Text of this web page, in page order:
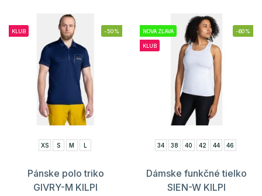
KLUB -50%
XS S M L
Pánske polo triko
GIVRY-M KILPI
NOVÁ ZĽAVA
KLUB
-60%
34 38 40 42 44 46
Dámske funkčné tielko
SIEN-W KILPI